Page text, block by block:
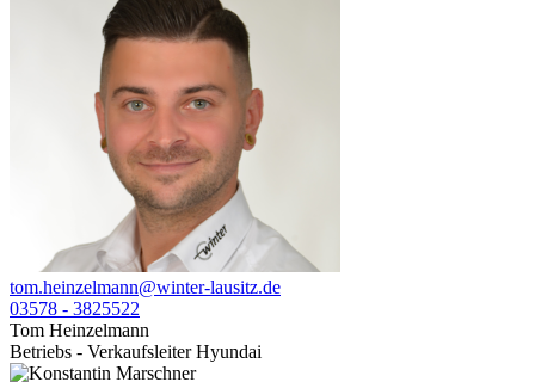
tom.heinzelmann@winter-lausitz.de
03578 - 3825522
Tom Heinzelmann
Betriebs - Verkaufsleiter Hyundai